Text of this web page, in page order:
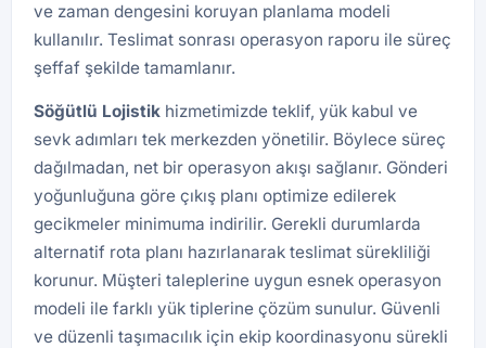
ve zaman dengesini koruyan planlama modeli
kullanılır. Teslimat sonrası operasyon raporu ile süreç
şeffaf şekilde tamamlanır.
Söğütlü Lojistik hizmetimizde teklif, yük kabul ve
sevk adımları tek merkezden yönetilir. Böylece süreç
dağılmadan, net bir operasyon akışı sağlanır. Gönderi
yoğunluğuna göre çıkış planı optimize edilerek
gecikmeler minimuma indirilir. Gerekli durumlarda
alternatif rota planı hazırlanarak teslimat sürekliliği
korunur. Müşteri taleplerine uygun esnek operasyon
modeli ile farklı yük tiplerine çözüm sunulur. Güvenli
ve düzenli taşımacılık için ekip koordinasyonu sürekli